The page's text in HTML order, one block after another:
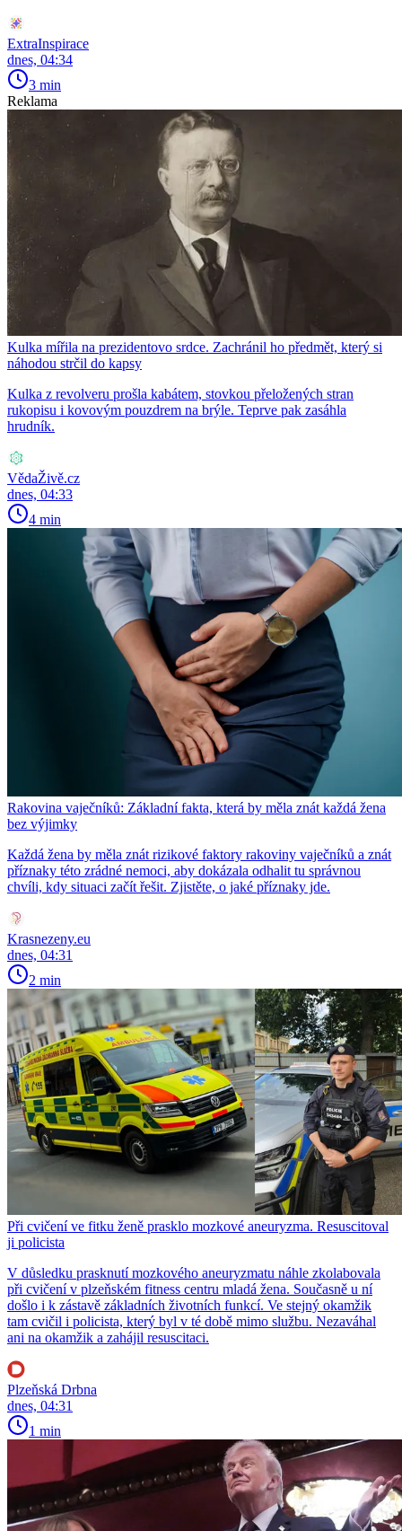
ExtraInspirace
dnes, 04:34
3 min
Reklama
Kulka mířila na prezidentovo srdce. Zachránil ho předmět, který si
náhodou strčil do kapsy
Kulka z revolveru prošla kabátem, stovkou přeložených stran
rukopisu i kovovým pouzdrem na brýle. Teprve pak zasáhla
hrudník.
VědaŽivě.cz
dnes, 04:33
4 min
Rakovina vaječníků: Základní fakta, která by měla znát každá žena
bez výjimky
Každá žena by měla znát rizikové faktory rakoviny vaječníků a znát
příznaky této zrádné nemoci, aby dokázala odhalit tu správnou
chvíli, kdy situaci začít řešit. Zjistěte, o jaké příznaky jde.
Krasnezeny.eu
dnes, 04:31
2 min
Při cvičení ve fitku ženě prasklo mozkové aneuryzma. Resuscitoval
ji policista
V důsledku prasknutí mozkového aneuryzmatu náhle zkolabovala
při cvičení v plzeňském fitness centru mladá žena. Současně u ní
došlo i k zástavě základních životních funkcí. Ve stejný okamžik
tam cvičil i policista, který byl v té době mimo službu. Nezaváhal
ani na okamžik a zahájil resuscitaci.
Plzeňská Drbna
dnes, 04:31
1 min